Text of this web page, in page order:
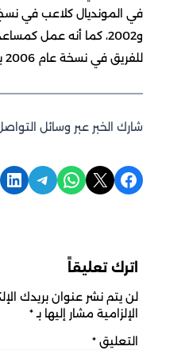
و2002، كما أنه عمل
للفريق في نسخة عام 2006 بألمانيا.
شارك الخبر عبر وسائل
Share on Facebook
Share on X
Share on WhatsApp
Share on Telegram
Share on LinkedIn
اترك تعليقاً
لن يتم نشر عنوان بريدك
الإلزامية مشار إليها بـ*
التعليق *